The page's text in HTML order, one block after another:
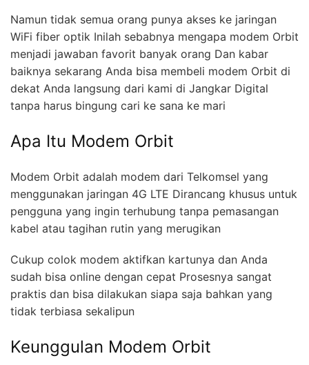
Namun tidak semua orang punya akses ke jaringan
WiFi fiber optik Inilah sebabnya mengapa modem Orbit
menjadi jawaban favorit banyak orang Dan kabar
baiknya sekarang Anda bisa membeli modem Orbit di
dekat Anda langsung dari kami di Jangkar Digital
tanpa harus bingung cari ke sana ke mari
Apa Itu Modem Orbit
Modem Orbit adalah modem dari Telkomsel yang
menggunakan jaringan 4G LTE Dirancang khusus untuk
pengguna yang ingin terhubung tanpa pemasangan
kabel atau tagihan rutin yang merugikan
Cukup colok modem aktifkan kartunya dan Anda
sudah bisa online dengan cepat Prosesnya sangat
praktis dan bisa dilakukan siapa saja bahkan yang
tidak terbiasa sekalipun
Keunggulan Modem Orbit